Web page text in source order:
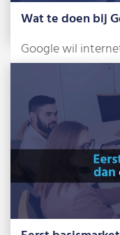
Wat te doen bij
Google wil
en betrouwbare